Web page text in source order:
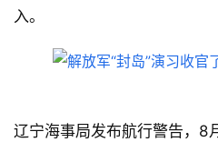
入。
辽宁海事局发布航行警告，